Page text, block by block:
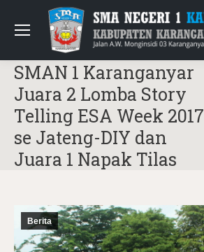
SMAN 1 Karanganyar
Juara 2 Lomba Story
Telling ESA Week 2017
se Jateng-DIY dan
Juara 1 Napak Tilas
Berita